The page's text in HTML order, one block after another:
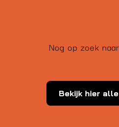
Nog op zoek
Bekijk hier